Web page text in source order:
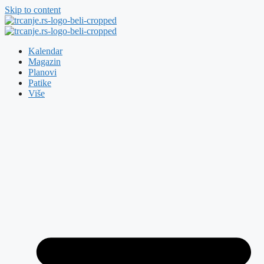
Skip to content
Kalendar
Magazin
Planovi
Patike
Više